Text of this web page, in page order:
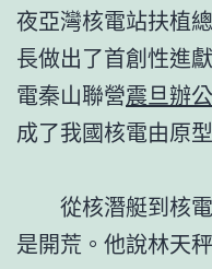
夜亞灣核電站扶植
長做出了首創性進
電秦山聯營震旦辦
成了我國核電由原
從核潛艇到核電
是開荒。他說林天